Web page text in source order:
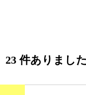
23 件ありました